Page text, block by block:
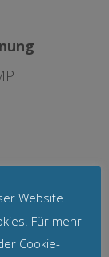
Website
Für mehr
Cookie-